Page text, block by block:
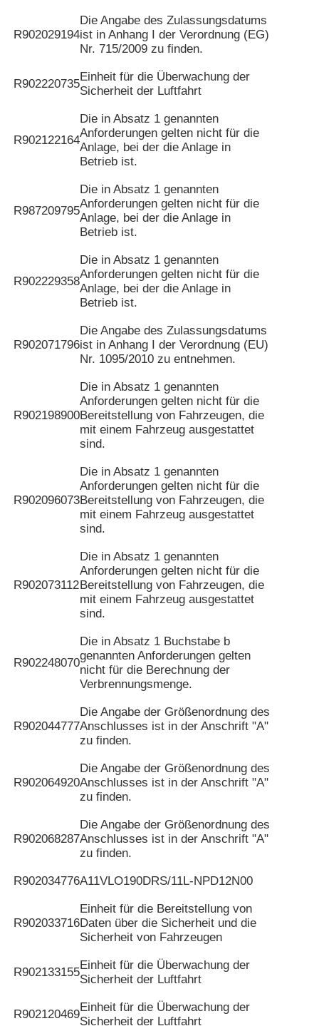
R902029194
Die Angabe des Zulassungsdatums
ist in Anhang I der Verordnung (EG)
Nr. 715/2009 zu finden.
R902220735
Einheit für die Überwachung der
Sicherheit der Luftfahrt
R902122164
Die in Absatz 1 genannten
Anforderungen gelten nicht für die
Anlage, bei der die Anlage in
Betrieb ist.
R987209795
Die in Absatz 1 genannten
Anforderungen gelten nicht für die
Anlage, bei der die Anlage in
Betrieb ist.
R902229358
Die in Absatz 1 genannten
Anforderungen gelten nicht für die
Anlage, bei der die Anlage in
Betrieb ist.
R902071796
Die Angabe des Zulassungsdatums
ist in Anhang I der Verordnung (EU)
Nr. 1095/2010 zu entnehmen.
R902198900
Die in Absatz 1 genannten
Anforderungen gelten nicht für die
Bereitstellung von Fahrzeugen, die
mit einem Fahrzeug ausgestattet
sind.
R902096073
Die in Absatz 1 genannten
Anforderungen gelten nicht für die
Bereitstellung von Fahrzeugen, die
mit einem Fahrzeug ausgestattet
sind.
R902073112
Die in Absatz 1 genannten
Anforderungen gelten nicht für die
Bereitstellung von Fahrzeugen, die
mit einem Fahrzeug ausgestattet
sind.
R902248070
Die in Absatz 1 Buchstabe b
genannten Anforderungen gelten
nicht für die Berechnung der
Verbrennungsmenge.
R902044777
Die Angabe der Größenordnung des
Anschlusses ist in der Anschrift "A"
zu finden.
R902064920
Die Angabe der Größenordnung des
Anschlusses ist in der Anschrift "A"
zu finden.
R902068287
Die Angabe der Größenordnung des
Anschlusses ist in der Anschrift "A"
zu finden.
R902034776A11VLO190DRS/11L-NPD12N00
R902033716
Einheit für die Bereitstellung von
Daten über die Sicherheit und die
Sicherheit von Fahrzeugen
R902133155
Einheit für die Überwachung der
Sicherheit der Luftfahrt
R902120469
Einheit für die Überwachung der
Sicherheit der Luftfahrt